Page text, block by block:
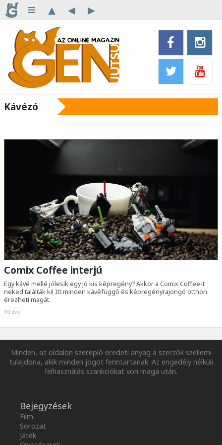
≡ ▴ ◂ ▸
Kávézó
Comix Coffee interjú
Egy kávé mellé jólesik egy jó kis képregény? Akkor a Comix Coffee-t
neked találták ki! Itt minden kávéfüggő és képregényrajongó otthon
érezheti magát.
10 éve
Minden, az oldalon szereplő eredeti anyag a szerzők szellemi
tulajdona, akik minden jogot fenntartanak. Az engedély nélküli
felhasználás szankciókat von maga után.
Bejegyzések
Film
Sorozat
Játék